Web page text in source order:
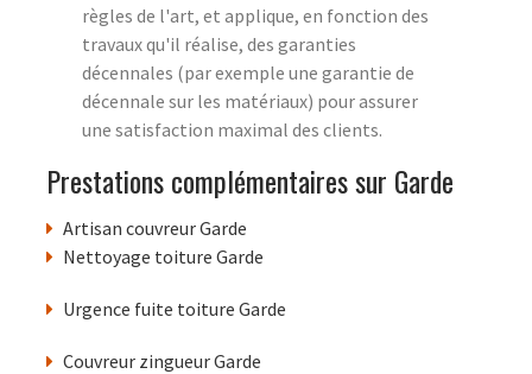
règles de l'art, et applique, en fonction des
travaux qu'il réalise, des garanties
décennales (par exemple une garantie de
décennale sur les matériaux) pour assurer
une satisfaction maximal des clients.
Prestations complémentaires sur Garde
Artisan couvreur Garde
Nettoyage toiture Garde
Urgence fuite toiture Garde
Couvreur zingueur Garde